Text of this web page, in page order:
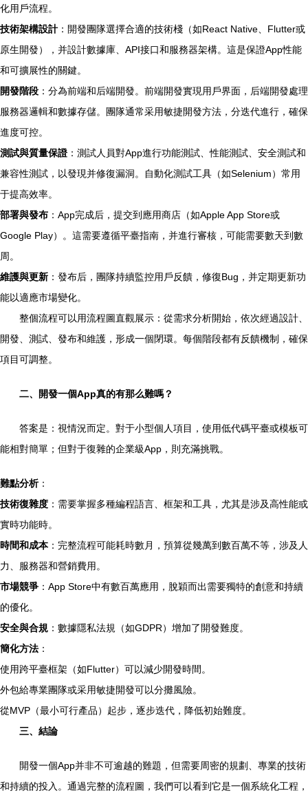
化用戶流程。
技術架構設計：開發團隊選擇合適的技術棧（如React Native、Flutter或
原生開發），并設計數據庫、API接口和服務器架構。這是保證App性能
和可擴展性的關鍵。
開發階段 ：分為前端和后端開發。前端開發實現用戶界面，后端開發處理
服務器邏輯和數據存儲。團隊通常采用敏捷開發方法，分迭代進行，確保
進度可控。
測試與質量保證：測試人員對App進行功能測試、性能測試、安全測試和
兼容性測試，以發現并修復漏洞。自動化測試工具（如Selenium）常用
于提高效率。
部署與發布 ：App完成后，提交到應用商店（如Apple App Store或
Google Play）。這需要遵循平臺指南，并進行審核，可能需要數天到數
周。
維護與更新 ：發布后，團隊持續監控用戶反饋，修復Bug，并定期更新功
能以適應市場變化。
整個流程可以用流程圖直觀展示：從需求分析開始，依次經過設計、
開發、測試、發布和維護，形成一個閉環。每個階段都有反饋機制，確保
項目可調整。
二、開發一個App真的有那么難嗎？
答案是：視情況而定。對于小型個人項目，使用低代碼平臺或模板可
能相對簡單；但對于復雜的企業級App，則充滿挑戰。
難點分析：
技術復雜度 ：需要掌握多種編程語言、框架和工具，尤其是涉及高性能或
實時功能時。
時間和成本：完整流程可能耗時數月，預算從幾萬到數百萬不等，涉及人
力、服務器和營銷費用。
市場競爭 ：App Store中有數百萬應用，脫穎而出需要獨特的創意和持續
的優化。
安全與合規 ：數據隱私法規（如GDPR）增加了開發難度。
簡化方法 ：
使用跨平臺框架（如Flutter）可以減少開發時間。
外包給專業團隊或采用敏捷開發可以分攤風險。
從MVP（最小可行產品）起步，逐步迭代，降低初始難度。
三、結論
開發一個App并非不可逾越的難題，但需要周密的規劃、專業的技術
和持續的投入。通過完整的流程圖，我們可以看到它是一個系統化工程，